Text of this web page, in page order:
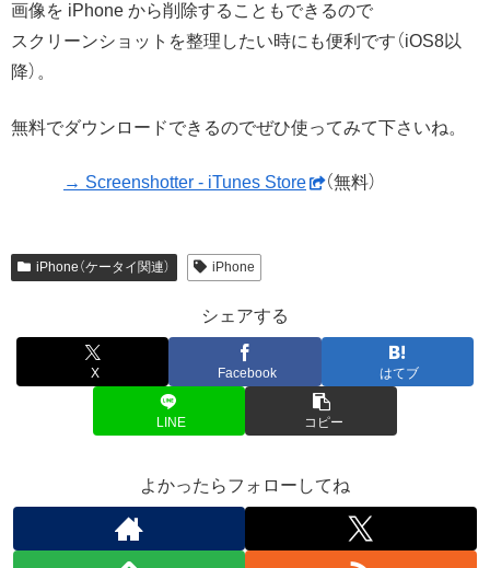
画像を iPhone から削除することもできるので
スクリーンショットを整理したい時にも便利です（iOS8以
降）。
無料でダウンロードできるのでぜひ使ってみて下さいね。
→ Screenshotter - iTunes Store （無料）
iPhone（ケータイ関連） iPhone
シェアする
X Facebook はてブ
LINE コピー
よかったらフォローしてね